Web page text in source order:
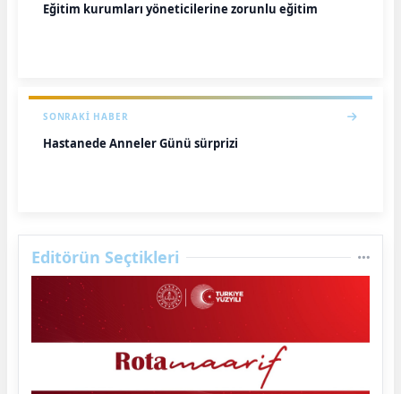
Eğitim kurumları yöneticilerine zorunlu eğitim
SONRAKI HABER
Hastanede Anneler Günü sürprizi
Editörün Seçtikleri